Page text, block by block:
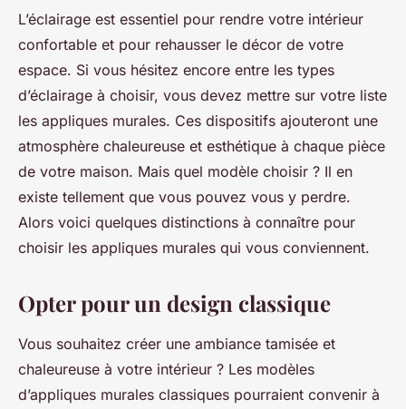
L’éclairage est essentiel pour rendre votre intérieur
confortable et pour rehausser le décor de votre
espace. Si vous hésitez encore entre les types
d’éclairage à choisir, vous devez mettre sur votre liste
les appliques murales. Ces dispositifs ajouteront une
atmosphère chaleureuse et esthétique à chaque pièce
de votre maison. Mais quel modèle choisir ? Il en
existe tellement que vous pouvez vous y perdre.
Alors voici quelques distinctions à connaître pour
choisir les appliques murales qui vous conviennent.
Opter pour un design classique
Vous souhaitez créer une ambiance tamisée et
chaleureuse à votre intérieur ? Les modèles
d’appliques murales classiques pourraient convenir à